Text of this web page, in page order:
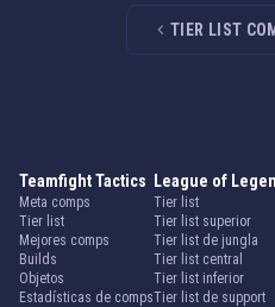
TIER LIST
Teamfight Tactics
Meta comps
Tier list
Mejores comps
Builds
Objetos
Estadísticas de comps
League of
Tier list
Tier list superior
Tier list de jungla
Tier list central
Tier list inferior
Tier list de support